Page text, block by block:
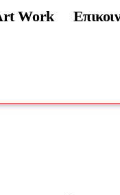
Work